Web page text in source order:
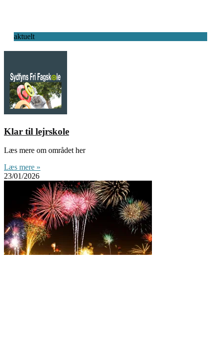
aktuelt
Klar til lejrskole
Læs mere om området her
Læs mere »
23/01/2026